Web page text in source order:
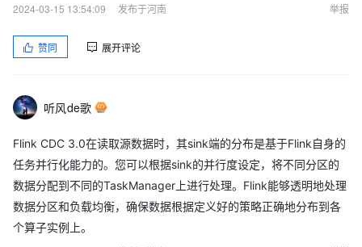
2024-03-15 13:54:09
发布于河南 举报
赞同 展开评论
听风de歌
Flink CDC 3.0在读取源数据时，其sink端的分布是基于Flink自身的
任务并行化能力的。您可以根据sink的并行度设定，将不同分区的
数据分配到不同的TaskManager上进行处理。Flink能够透明地处理
数据分区和负载均衡，确保数据根据定义好的策略正确地分布到各
个算子实例上。